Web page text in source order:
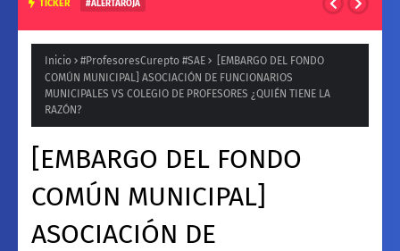
TICKER #ALERTAROJA
TEMPERATURAS EN ZONA CENTRAL
Inicio #ProfesoresCurepto #SAE
[EMBARGO DEL FONDO
COMÚN MUNICIPAL] ASOCIACIÓN DE FUNCIONARIOS
MUNICIPALES VS COLEGIO DE PROFESORES ¿QUIÉN TIENE LA
RAZÓN?
[EMBARGO DEL FONDO
COMÚN MUNICIPAL]
ASOCIACIÓN DE